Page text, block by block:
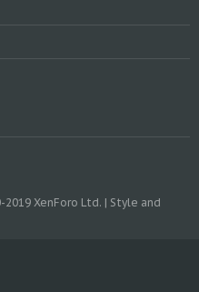
2019 XenForo Ltd. | Style and